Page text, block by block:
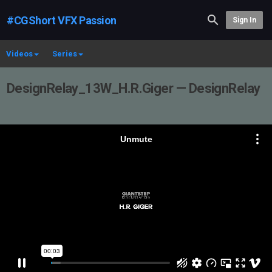
#CGShort VFX Passion Sign In
Videos Series
DesignRelay_13W_H.R.Giger — DesignRelay